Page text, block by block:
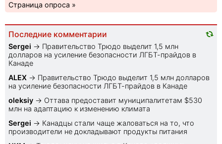
Страница опроса »
Последние комментарии
Sеrgei → Правительство Трюдо выделит 1,5 млн
долларов на усиление безопасности ЛГБТ-прайдов в
Канаде
ALEX → Правительство Трюдо выделит 1,5 млн долларов
на усиление безопасности ЛГБТ-прайдов в Канаде
oleksiy → Оттава предоставит муниципалитетам $530
млн на адаптацию к изменению климата
Sеrgei → Канадцы стали чаще жаловаться на то, что
производители не докладывают продукты питания